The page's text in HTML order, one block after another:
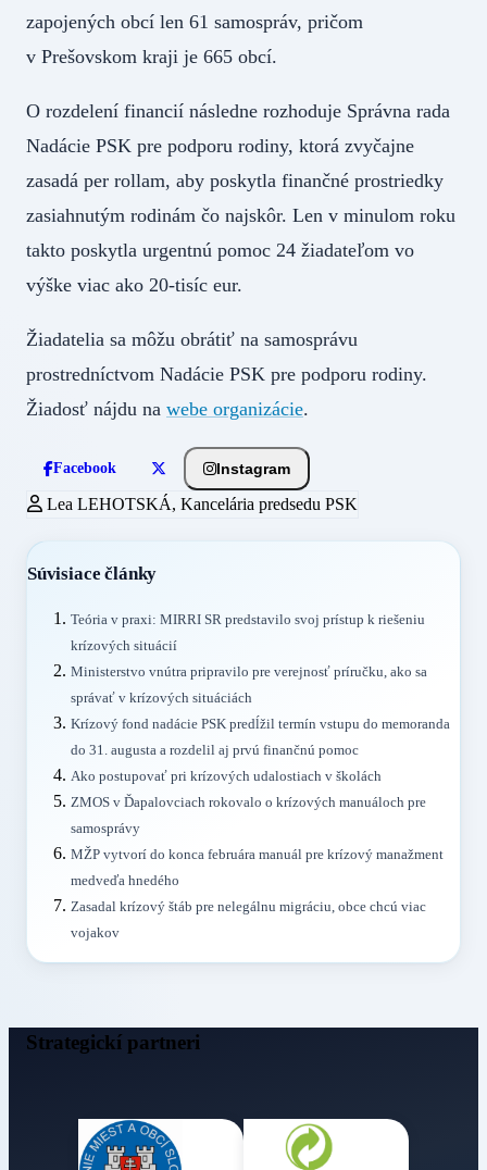
zapojených obcí len 61 samospráv, pričom
v Prešovskom kraji je 665 obcí.
O rozdelení financií následne rozhoduje Správna rada
Nadácie PSK pre podporu rodiny, ktorá zvyčajne
zasadá per rollam, aby poskytla finančné prostriedky
zasiahnutým rodinám čo najskôr. Len v minulom roku
takto poskytla urgentnú pomoc 24 žiadateľom vo
výške viac ako 20-tisíc eur.
Žiadatelia sa môžu obrátiť na samosprávu
prostredníctvom Nadácie PSK pre podporu rodiny.
Žiadosť nájdu na webe organizácie.
Facebook Instagram
Lea LEHOTSKÁ, Kancelária predsedu PSK
Súvisiace články
Teória v praxi: MIRRI SR predstavilo svoj prístup k riešeniu
krízových situácií
Ministerstvo vnútra pripravilo pre verejnosť príručku, ako sa
správať v krízových situáciách
Krízový fond nadácie PSK predĺžil termín vstupu do memoranda
do 31. augusta a rozdelil aj prvú finančnú pomoc
Ako postupovať pri krízových udalostiach v školách
ZMOS v Ďapalovciach rokovalo o krízových manuáloch pre
samosprávy
MŽP vytvorí do konca februára manuál pre krízový manažment
medveďa hnedého
Zasadal krízový štáb pre nelegálnu migráciu, obce chcú viac
vojakov
Strategickí partneri